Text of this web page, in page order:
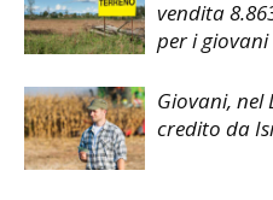
vendita
per i giovani
Giovani, nel
credito da